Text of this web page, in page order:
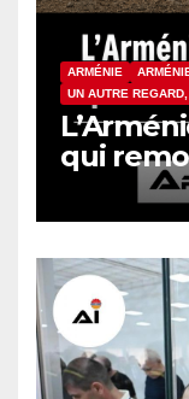
ARMÉNIE
UN AUTRE
qui